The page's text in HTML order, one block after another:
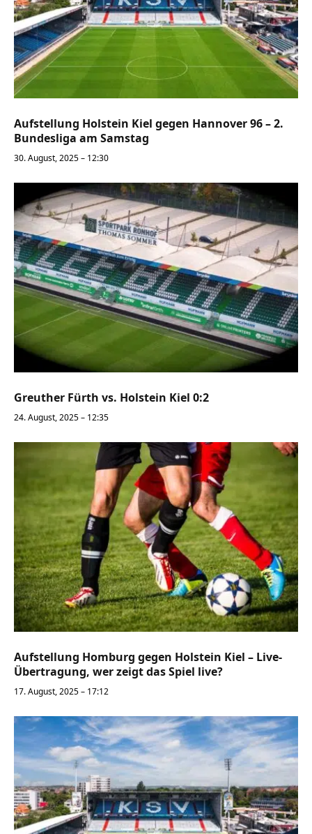
Aufstellung Holstein Kiel gegen Hannover 96 – 2.
Bundesliga am Samstag
30. August, 2025 – 12:30
Greuther Fürth vs. Holstein Kiel 0:2
24. August, 2025 – 12:35
Aufstellung Homburg gegen Holstein Kiel – Live-
Übertragung, wer zeigt das Spiel live?
17. August, 2025 – 17:12